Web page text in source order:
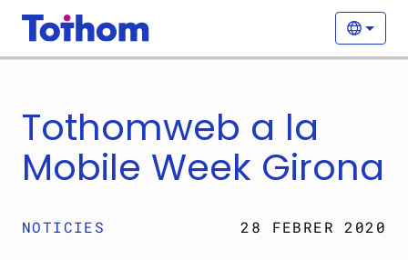
Vés al contingut
Tothomweb a la
Mobile Week Girona
NOTICIES 28 FEBRER 2020